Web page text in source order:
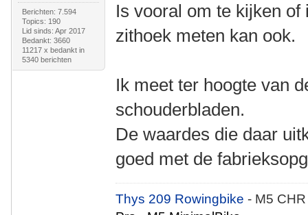
Berichten: 7.594
Topics: 190
Lid sinds: Apr 2017
Bedankt: 3660
11217 x bedankt in
5340 berichten
Is vooral om te kijken
zithoek meten kan ook.
Ik meet ter hoogte van
schouderbladen.
De waardes die daar
goed met de
Thys 209 Rowingbike- M5